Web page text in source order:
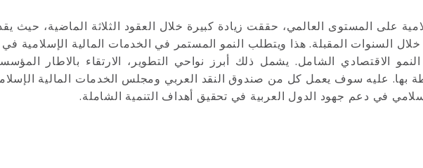
توقعات لنمو أسرع خلال السنوات المقبلة. هذا ويتطلب النمو المستمر في الخدمات المالية
الاقتصادي الشامل. يشمل ذلك أبرز نواحي التطوير، الارتقاء بالاطار
بها. عليه سوف يعمل كل من صندوق النقد العربي ومجلس الخدمات المالية
في دعم جهود الدول العربية في تحقيق أهداف التنمية الشاملة.